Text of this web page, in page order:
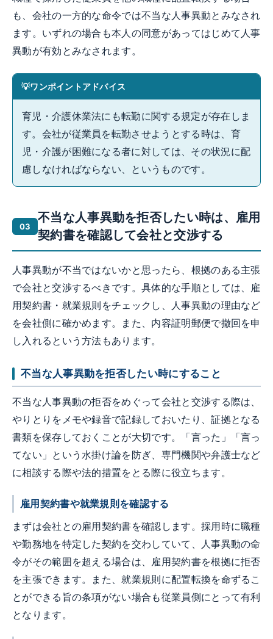
も、会社の一方的な命令では不当な人事異動とみなされ
ます。いずれの場合も本人の同意があってはじめて人事
異動が有効とみなされます。
ワンポイントアドバイス
育児・介護休業法にも転勤に関する規定が存在しま
す。会社が従業員を転勤させようとする時は、育
児・介護が困難になる者に対しては、その状況に配
慮しなければならない、というものです。
不当な人事異動を拒否したい時は、雇用
契約書を確認して会社と交渉する
人事異動が不当ではないかと思ったら、根拠のある主張
で会社と交渉するべきです。具体的な手順としては、雇
用契約書・就業規則をチェックし、人事異動の理由など
を会社側に確かめます。また、内容証明郵便で撤回を申
し入れるという方法もあります。
不当な人事異動を拒否したい時にすること
不当な人事異動の拒否をめぐって会社と交渉する際は、
やりとりをメモや録音で記録しておいたり、証拠となる
書類を保存しておくことが大切です。「言った」「言っ
てない」という水掛け論を防ぎ、専門機関や弁護士など
に相談する際や法的措置をとる際に役立ちます。
雇用契約書や就業規則を確認する
まずは会社との雇用契約書を確認します。採用時に職種
や勤務地を特定した契約を交わしていて、人事異動の命
令がその範囲を超える場合は、雇用契約書を根拠に拒否
を主張できます。また、就業規則に配置転換を命ずるこ
とができる旨の条項がない場合も従業員側にとって有利
となります。